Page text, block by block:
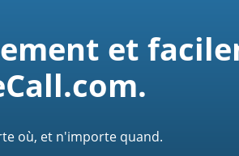
et
où, et n'importe quand.